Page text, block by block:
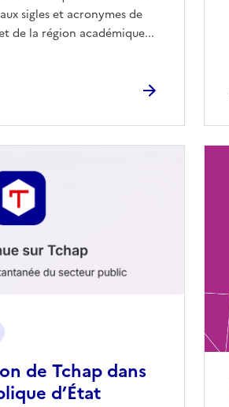
sigles et acronymes de
de la région académique...
de Tchap dans
d’État